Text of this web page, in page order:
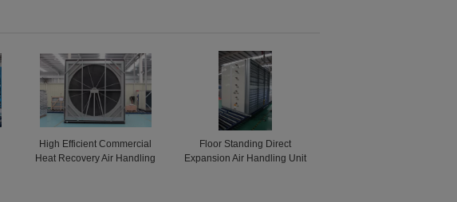
High Efficient Commercial
Heat Recovery Air Handling
Floor Standing Direct
Expansion Air Handling Unit